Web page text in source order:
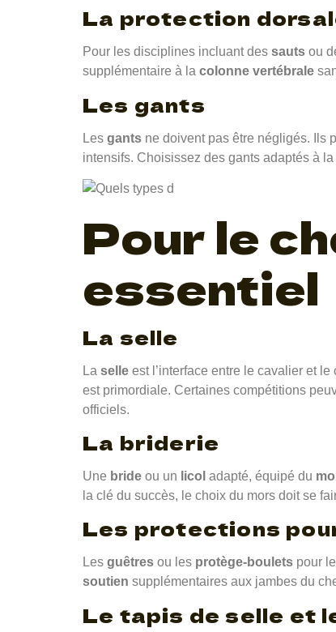
La protection
Pour les disciplines incluant des sauts ou
supplémentaire à la colonne vertébrale
Les gants
Les gants ne doivent pas être négligés. Ils
intensifs. Choisissez des gants adaptés à
Pour le
essentiel
La selle
La selle est l’interface entre le cavalier et
est primordiale. Certaines compétitions
officiels.
La briderie
Une bride ou un licol adapté, équipé du
la clé du succès, le choix du mors doit se
Les protections
Les guêtres ou les protège-boulets pour
soutien supplémentaires aux jambes du
Le tapis de selle et